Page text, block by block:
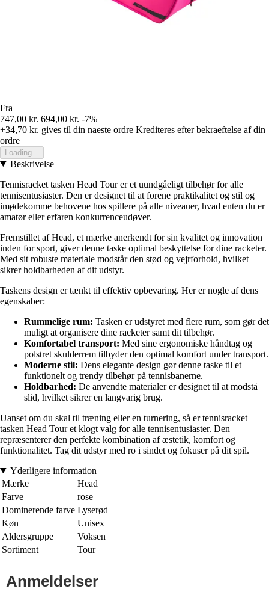
Fra
747,00 kr. 694,00 kr. -7%
+34,70 kr. gives til din naeste ordre Krediteres efter bekraeftelse af din
ordre
Loading...
Beskrivelse
Tennisracket tasken Head Tour er et uundgåeligt tilbehør for alle
tennisentusiaster. Den er designet til at forene praktikalitet og stil og
imødekomme behovene hos spillere på alle niveauer, hvad enten du er
amatør eller erfaren konkurrenceudøver.
Fremstillet af Head, et mærke anerkendt for sin kvalitet og innovation
inden for sport, giver denne taske optimal beskyttelse for dine racketer.
Med sit robuste materiale modstår den stød og vejrforhold, hvilket
sikrer holdbarheden af dit udstyr.
Taskens design er tænkt til effektiv opbevaring. Her er nogle af dens
egenskaber:
Rummelige rum: Tasken er udstyret med flere rum, som gør det
muligt at organisere dine racketer samt dit tilbehør.
Komfortabel transport: Med sine ergonomiske håndtag og
polstret skulderrem tilbyder den optimal komfort under transport.
Moderne stil: Dens elegante design gør denne taske til et
funktionelt og trendy tilbehør på tennisbanerne.
Holdbarhed: De anvendte materialer er designet til at modstå
slid, hvilket sikrer en langvarig brug.
Uanset om du skal til træning eller en turnering, så er tennisracket
tasken Head Tour et klogt valg for alle tennisentusiaster. Den
repræsenterer den perfekte kombination af æstetik, komfort og
funktionalitet. Tag dit udstyr med ro i sindet og fokuser på dit spil.
Yderligere information
Mærke
Head
Farve
rose
Dominerende farve Lyserød
Køn
Unisex
Aldersgruppe
Voksen
Sortiment
Tour